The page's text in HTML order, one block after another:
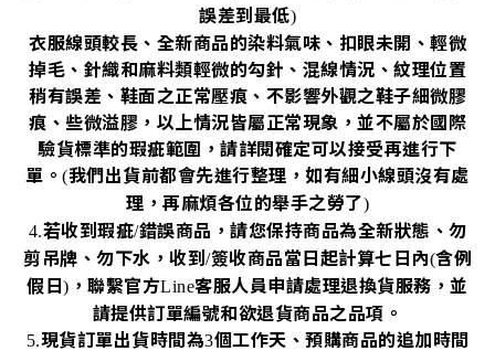
誤差到最低)
衣服線頭較長、全新商品的染料氣味、扣眼未開、輕微
掉毛、針織和麻料類輕微的勾針、混線情況、紋理位置
稍有誤差、鞋面之正常壓痕、不影響外觀之鞋子細微膠
痕、些微溢膠，以上情況皆屬正常現象，並不屬於國際
驗貨標準的瑕疵範圍，請詳閱確定可以接受再進行下
單。(我們出貨前都會先進行整理，如有細小線頭沒有處
理，再麻煩各位的舉手之勞了)
4.若收到瑕疵/錯誤商品，請您保持商品為全新狀態、勿
剪吊牌、勿下水，收到 /簽收商品當日起計算七日內(含例
假日) ，聯繫官方Line客服人員申請處理退換貨服務，並
請提供訂單編號和欲退貨商品之品項。
5.現貨訂單出貨時間為3個工作天、預購商品的追加時間